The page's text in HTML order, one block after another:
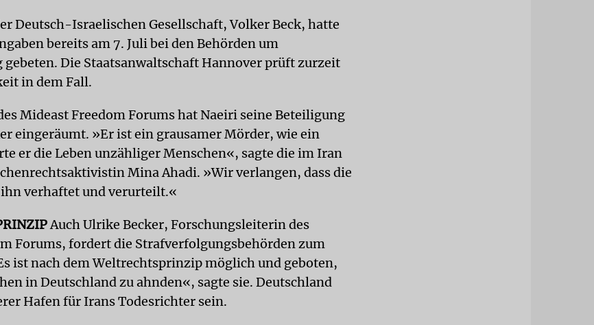
Deutsch-Israelischen Gesellschaft, Volker Beck, hatte
bereits am 7. Juli bei den Behörden um
Die Staatsanwaltschaft Hannover prüft zurzeit
in dem Fall.
Mideast Freedom Forums hat Naeiri seine Beteiligung
eingeräumt. »Er ist ein grausamer Mörder, wie ein
er die Leben unzähliger Menschen«, sagte die im Iran
Mina Ahadi. »Wir verlangen, dass die
ihn verhaftet und verurteilt.«
Auch Ulrike Becker, Forschungsleiterin des
Forums, fordert die Strafverfolgungsbehörden zum
ist nach dem Weltrechtsprinzip möglich und geboten,
in Deutschland zu ahnden«, sagte sie. Deutschland
Hafen für Irans Todesrichter sein.